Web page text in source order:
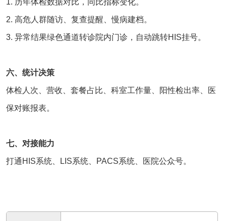
2. 高危人群随访、复查提醒、慢病建档。
3. 异常结果绿色通道转诊院内门诊，自动跳转HIS挂号。
六、统计决策
体检人次、营收、套餐占比、科室工作量、阳性检出率、医
保对账报表。
七、对接能力
打通 HIS系统、LIS系统、PACS系统、医院公众号。